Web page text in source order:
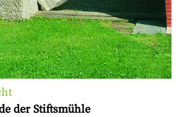
der Stiftsmühle